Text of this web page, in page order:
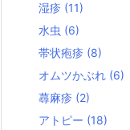
湿疹 (11)
水虫 (6)
帯状疱疹 (8)
オムツかぶれ (6)
蕁麻疹 (2)
アトピー (18)